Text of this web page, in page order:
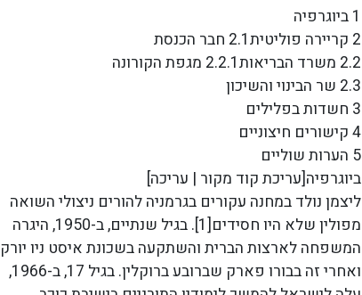
1 ביוגרפיה
2 קריירה פוליטית2.1 חבר הכנסת
2.2 משרד הבריאות2.2.1 מגפת הקורונה
2.3 שר הבינוי והשיכון
3 חשדות בפלילים
4 קישורים חיצוניים
5 הערות שוליים
ביוגרפיה[עריכת קוד מקור | עריכה]
ליצמן נולד במחנה עקורים בגרמניה להורים ניצולי השואה
מפולין שלא היו חסידים[1]. בגיל שנתיים, ב-1950, היגרה
המשפחה לארצות הברית והשתקעה בשכונת איסט ניו יורק
ואחרי זה בבורו פארק שברובע ברוקלין. בגיל 17, ב-1966,